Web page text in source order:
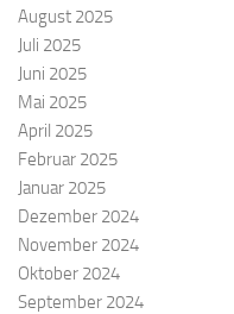
August 2025
Juli 2025
Juni 2025
Mai 2025
April 2025
Februar 2025
Januar 2025
Dezember 2024
November 2024
Oktober 2024
September 2024